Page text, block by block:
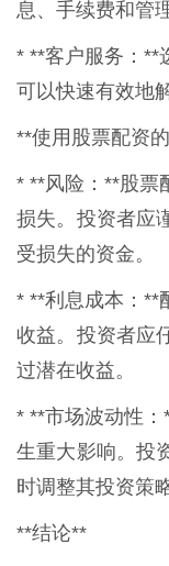
息、手续费和管
* **客户服务：**
可以快速有效地
**使用股票配资
* **风险：**股票
损失。投资者应
受损失的资金。
* **利息成本：**
收益。投资者应
过潜在收益。
* **市场波动性
生重大影响。投
时调整其投资策略
**结论**